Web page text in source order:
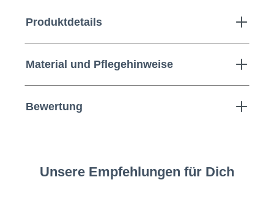
Produktdetails
Material und Pflegehinweise
Bewertung
Unsere Empfehlungen für Dich